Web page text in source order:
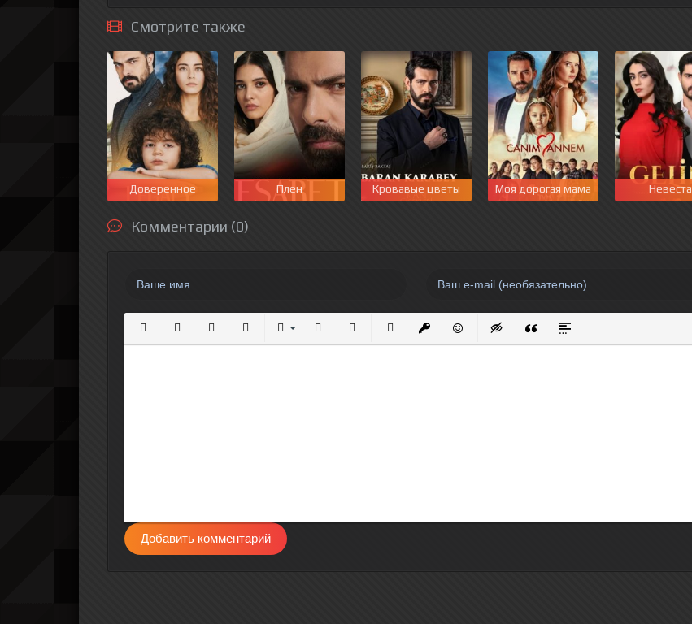
Смотрите также
Доверенное Плен Кровавые цветы Моя дорогая мама Невеста
Комментарии (0)
Полужирный
КурсивПодчеркнутый
ЗачеркнутыйВыравнивание
Нумерованный список
Маркированный список
Вставить ссылку
Вставить защищенную ссылку
Вставить смайлик
Вставка скрытого текста
Вставка цитаты
Вставка спойлера
Добавить комментарий